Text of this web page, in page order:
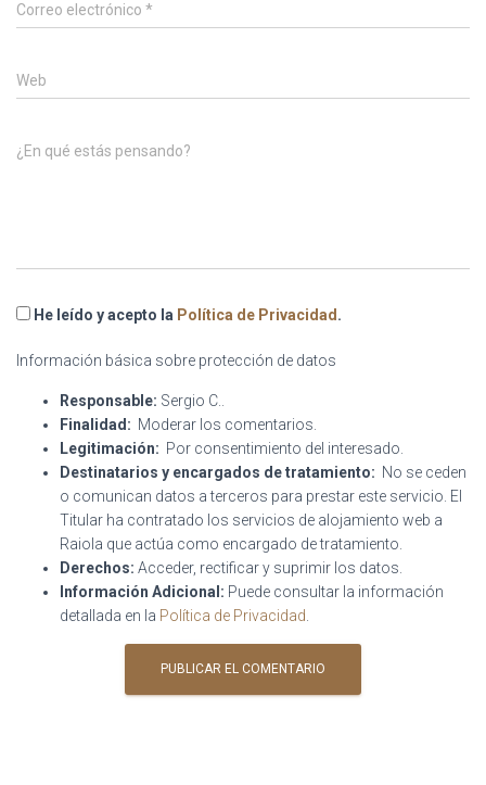
Correo electrónico *
Web
¿En qué estás pensando?
He leído y acepto la Política de Privacidad.
Información básica sobre protección de datos
Responsable: Sergio C..
Finalidad: Moderar los comentarios.
Legitimación: Por consentimiento del interesado.
Destinatarios y encargados de tratamiento: No se ceden
o comunican datos a terceros para prestar este servicio. El
Titular ha contratado los servicios de alojamiento web a
Raiola que actúa como encargado de tratamiento.
Derechos: Acceder, rectificar y suprimir los datos.
Información Adicional: Puede consultar la información
detallada en la Política de Privacidad.